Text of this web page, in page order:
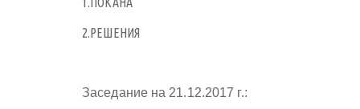
2.РЕШЕНИЯ
Заседание на 21.12.2017 г.: